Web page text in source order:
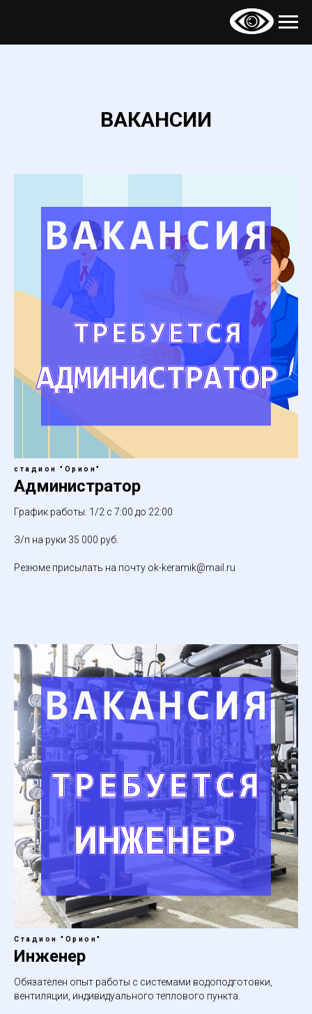
ВАКАНСИИ
стадион "Орион"
Администратор
График работы: 1/2 с 7:00 до 22:00
З/п на руки 35 000 руб.
Резюме присылать на почту ok-keramik@mail.ru
Стадион "Орион"
Инженер
Обязателен опыт работы с системами водоподготовки,
вентиляции, индивидуального теплового пункта.